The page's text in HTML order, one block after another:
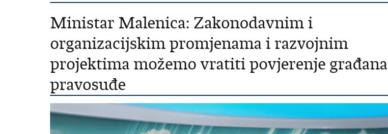
Ministar Malenica: Zakonodavnim i
organizacijskim promjenama i razvojnim
projektima možemo vratiti povjerenje
pravosuđe